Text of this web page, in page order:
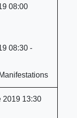
08:00
08:30 -
2019 13:30